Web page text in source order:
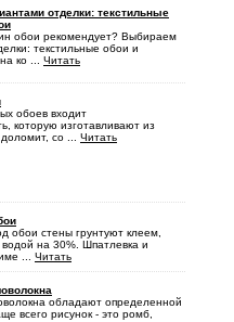
отделки: текстильные
обои рекомендует? Выбираем
текстильные обои и
ко ... Читать
обоев входит
которую изготавливают из
со ... Читать
обои стены грунтуют клеем,
водой на 30%. Шпатлевка и
... Читать
обладают определенной
всего рисунок - это ромб,